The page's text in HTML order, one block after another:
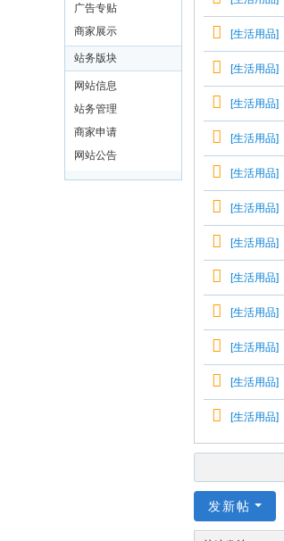
广告专贴
商家展示
站务版块
网站信息
站务管理
商家申请
网站公告
[生活用品]
[生活用品]
[生活用品]
[生活用品]
[生活用品]
[生活用品]
[生活用品]
[生活用品]
[生活用品]
[生活用品]
[生活用品]
[生活用品]
发新帖